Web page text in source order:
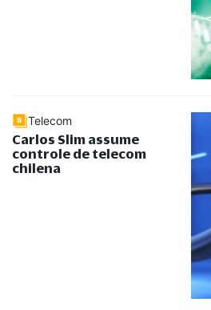
Telecom
Carlos Slim assume
controle de telecom
chilena